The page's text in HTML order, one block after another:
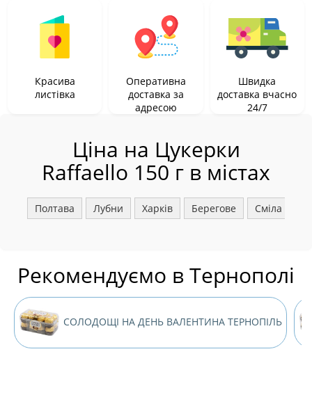
Красива
листівка
Оперативна
доставка за
адресою
Швидка
доставка вчасно
24/7
Ціна на Цукерки
Raffaello 150 г в містах
Полтава Лубни Харків Берегове Сміла
Рекомендуємо в Тернополі
СОЛОДОЩІ НА ДЕНЬ ВАЛЕНТИНА ТЕРНОПІЛЬ